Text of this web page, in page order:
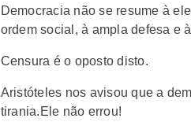
Democracia não se resume à
ordem social, à ampla defesa e
Censura é o oposto disto.
Aristóteles nos avisou que a
tirania.Ele não errou!